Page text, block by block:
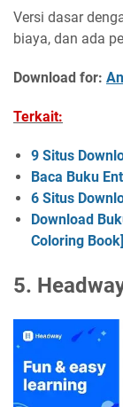
Versi dasar
biaya, dan ada
Download for:
Terkait:
9 Situs
Baca Buku
6 Situs
Download
Coloring Book]
5.